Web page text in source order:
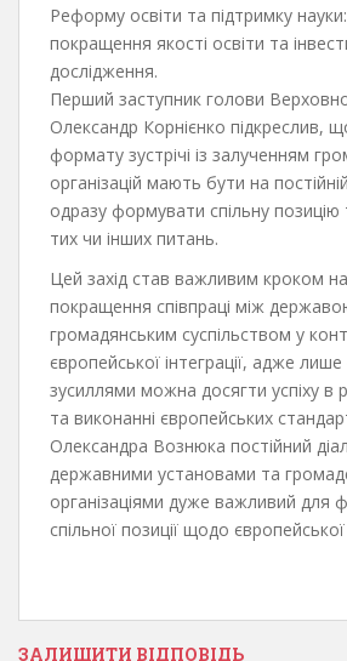
Реформу освіти та підтримку
покращення якості освіти та
дослідження.
Перший заступник голови
Олександр Корнієнко підкреслив,
формату зустрічі із залученням
організацій мають бути на
одразу формувати спільну
тих чи інших питань.
Цей захід став важливим кроком
покращення співпраці між
громадянським суспільством у
європейської інтеграції, адже
зусиллями можна досягти успіху в
та виконанні європейських
Олександра Вознюка постійний
державними установами та
організаціями дуже важливий для
спільної позиції щодо європейської
ЗАЛИШИТИ ВІДПОВІДЬ